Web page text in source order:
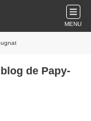
MENU
de Papy-